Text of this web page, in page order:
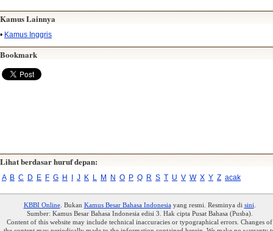
Kamus Lainnya
• Kamus Inggris
Bookmark
Lihat berdasar huruf depan:
A B C D E F G H J K L M N O P Q R S T U V W X Y Z acak
KBBI Online. Bukan Kamus Besar Bahasa Indonesiayang resmi. Resminya di sini
Sumber: Kamus Besar Bahasa Indonesia edisi 3. Hak cipta Pusat Bahasa (Pusba).
Content of this website may include technical inaccuracies or typographical errors. Changes of